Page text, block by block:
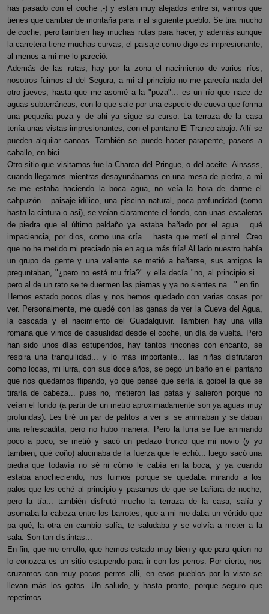
has pasado con el coche ;-) y están muy alejados entre si, vamos que
tienes que cambiar de montaña para ir al siguiente pueblo. Se tira mucho
de coche, pero tambien hay muchas rutas para hacer, y además aunque
la carretera tiene muchas curvas, el paisaje como digo es impresionante,
al menos a mi me lo pareció.
Además de las rutas, hay por la zona el nacimiento de varios ríos,
nosotros fuimos al del Segura, a mi al principio no me parecía nada del
otro jueves, hasta que me asomé a la "poza"... es un río que nace de
aguas subterráneas, con lo que sale por una especie de cueva que forma
una pequeña poza y de ahi ya sigue su curso. La terraza de la casa
tenía unas vistas impresionantes, con el pantano El Tranco abajo. Allí se
pueden alquilar canoas. También se puede hacer parapente, paseos a
caballo, en bici...
Otro sitio que visitamos fue la Charca del Pringue, o del aceite. Ainssss,
cuando llegamos mientras desayunábamos en una mesa de piedra, a mi
se me estaba haciendo la boca agua, no veía la hora de darme el
cahpuzón... paisaje idílico, una piscina natural, poca profundidad (como
hasta la cintura o asi), se veían claramente el fondo, con unas escaleras
de piedra que el último peldaño ya estaba bañado por el agua... qué
impaciencia, por dios, como una cría... hasta que metí el pinrel. Creo
que no he metido mi preciado pie en agua más fría! Al lado nuestro había
un grupo de gente y una valiente se metió a bañarse, sus amigos le
preguntaban, "¿pero no está mu fría?" y ella decía "no, al principio si...
pero al de un rato se te duermen las piernas y ya no sientes na..." en fin.
Hemos estado pocos días y nos hemos quedado con varias cosas por
ver. Personalmente, me quedé con las ganas de ver la Cueva del Agua,
la cascada y el nacimiento del Guadalquivir. Tambien hay una villa
romana que vimos de casualidad desde el coche, un día de vuelta. Pero
han sido unos días estupendos, hay tantos rincones con encanto, se
respira una tranquilidad... y lo más importante... las niñas disfrutaron
como locas, mi lurra, con sus doce años, se pegó un baño en el pantano
que nos quedamos flipando, yo que pensé que sería la goibel la que se
tiraría de cabeza... pues no, metieron las patas y salieron porque no
veían el fondo (a partir de un metro aproximadamente son ya aguas muy
profundas). Les tiré un par de palitos a ver si se animaban y se daban
una refrescadita, pero no hubo manera. Pero la lurra se fue animando
poco a poco, se metió y sacó un pedazo tronco que mi novio (y yo
tambien, qué coño) alucinaba de la fuerza que le echó... luego sacó una
piedra que todavía no sé ni cómo le cabía en la boca, y ya cuando
estaba anocheciendo, nos fuimos porque se quedaba mirando a los
palos que les eché al principio y pasamos de que se bañara de noche,
pero la tía... también disfrutó mucho la terraza de la casa, salía y
asomaba la cabeza entre los barrotes, que a mi me daba un vértido que
pa qué, la otra en cambio salía, te saludaba y se volvía a meter a la
sala. Son tan distintas...
En fin, que me enrollo, que hemos estado muy bien y que para quien no
lo conozca es un sitio estupendo para ir con los perros. Por cierto, nos
cruzamos con muy pocos perros alli, en esos pueblos por lo visto se
llevan más los gatos. Un saludo, y hasta pronto, porque seguro que
repetimos.